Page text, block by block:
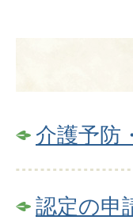
介護予防
認定の申